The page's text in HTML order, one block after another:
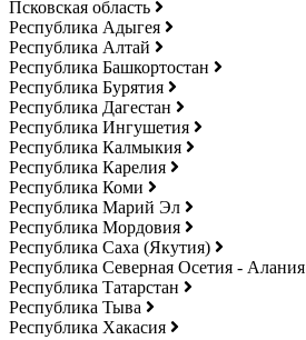
Псковская область
Республика Адыгея
Республика Алтай
Республика Башкортостан
Республика Бурятия
Республика Дагестан
Республика Ингушетия
Республика Калмыкия
Республика Карелия
Республика Коми
Республика Марий Эл
Республика Мордовия
Республика Саха (Якутия)
Республика Северная Осетия - Алания
Республика Татарстан
Республика Тыва
Республика Хакасия